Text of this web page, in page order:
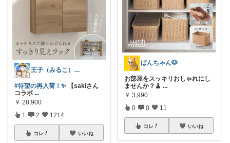
王子（みるこ）👑便利グッズ×QOL向上
#待望の再入荷！✨️ 【sakiさん
コラボ ...
￥ 28,900
1 2 1214
コレ いいね
ぱんちゃん🐶
お部屋をスッキリおしゃれにし
ませんか？🧹 ...
￥ 3,990
0 0 11
コレ いいね